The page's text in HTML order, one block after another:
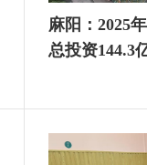
麻阳：2025
总投资144.3